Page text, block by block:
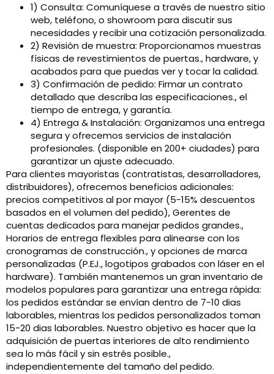
1) Consulta: Comuníquese a través de nuestro sitio
web, teléfono, o showroom para discutir sus
necesidades y recibir una cotización personalizada.
2) Revisión de muestra: Proporcionamos muestras
físicas de revestimientos de puertas., hardware, y
acabados para que puedas ver y tocar la calidad.
3) Confirmación de pedido: Firmar un contrato
detallado que describa las especificaciones., el
tiempo de entrega, y garantía.
4) Entrega & Instalación: Organizamos una entrega
segura y ofrecemos servicios de instalación
profesionales. (disponible en 200+ ciudades) para
garantizar un ajuste adecuado.
Para clientes mayoristas (contratistas, desarrolladores,
distribuidores), ofrecemos beneficios adicionales:
precios competitivos al por mayor (5-15% descuentos
basados ​​en el volumen del pedido), Gerentes de
cuentas dedicados para manejar pedidos grandes.,
Horarios de entrega flexibles para alinearse con los
cronogramas de construcción., y opciones de marca
personalizadas (P.EJ., logotipos grabados con láser en el
hardware). También mantenemos un gran inventario de
modelos populares para garantizar una entrega rápida:
los pedidos estándar se envían dentro de 7-10 dias
laborables, mientras los pedidos personalizados toman
15-20 dias laborables. Nuestro objetivo es hacer que la
adquisición de puertas interiores de alto rendimiento
sea lo más fácil y sin estrés posible.,
independientemente del tamaño del pedido.